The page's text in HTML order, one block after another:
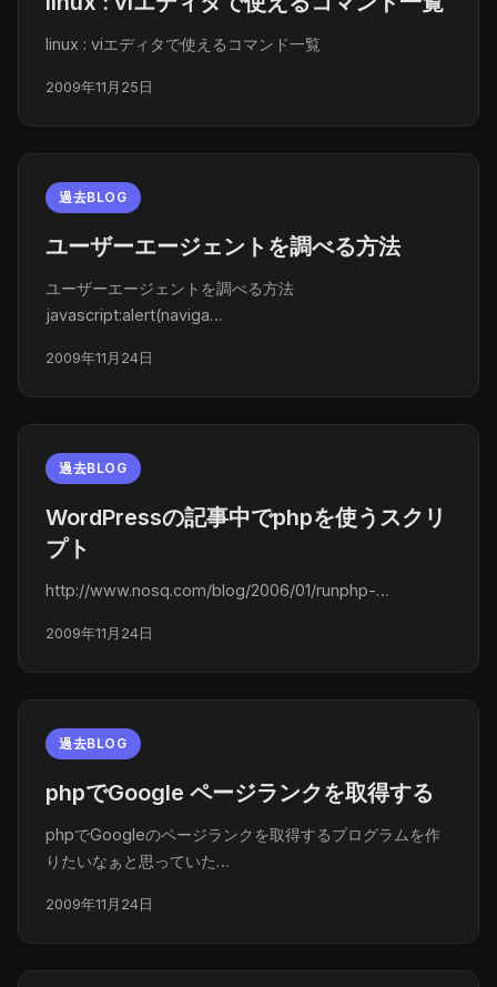
linux : viエディタで使えるコマンド一覧
2009年11月25日
過去BLOG
ユーザーエージェントを調べる方法
ユーザーエージェントを調べる方法
javascript:alert(naviga…
2009年11月24日
過去BLOG
WordPressの記事中でphpを使うスクリ
プト
http://www.nosq.com/blog/2006/01/runphp-…
2009年11月24日
過去BLOG
phpでGoogle ページランクを取得する
phpでGoogleのページランクを取得するプログラムを作
りたいなぁと思っていた…
2009年11月24日